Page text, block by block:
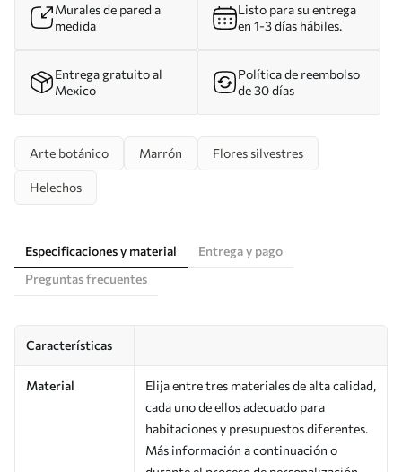
Murales de pared a
medida
Listo para su entrega
en 1-3 días hábiles.
Entrega gratuito al
Mexico
Política de reembolso
de 30 días
Arte botánico Marrón Flores silvestres
Helechos
Especificaciones y material
Entrega y pago
Preguntas frecuentes
Características
Material
Elija entre tres materiales de alta calidad,
cada uno de ellos adecuado para
habitaciones y presupuestos diferentes.
Más información a continuación o